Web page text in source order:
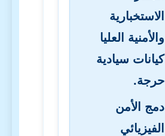
الاستخبارية
والأمنية العليا
كيانات سيادية
حرجة.
دمج الأمن
الفيزيائي